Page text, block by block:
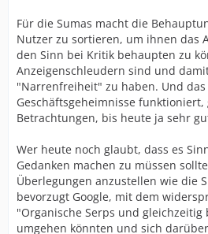
Für die Sumas macht die
Nutzer zu sortieren, um ihnen das
den Sinn bei Kritik behaupten zu
Anzeigenschleudern sind und
"Narrenfreiheit" zu haben. Und
Geschäftsgeheimnisse
Betrachtungen, bis heute ja sehr
Wer heute noch glaubt, dass es
Gedanken machen zu müssen
Überlegungen anzustellen wie die
bevorzugt Google, mit dem
"Organische Serps und gleichzeitig
umgehen könnten und sich